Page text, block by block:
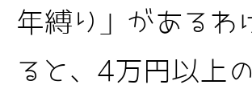
年縛り」があるわ
ると、4万円以上